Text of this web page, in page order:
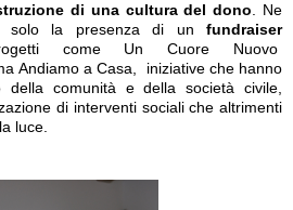
di una cultura del dono . Ne
solo la presenza di un fundraiser
come Un Cuore Nuovo
Andiamo a Casa, iniziative che hanno
comunità e della società civile,
di interventi sociali che altrimenti
luce.